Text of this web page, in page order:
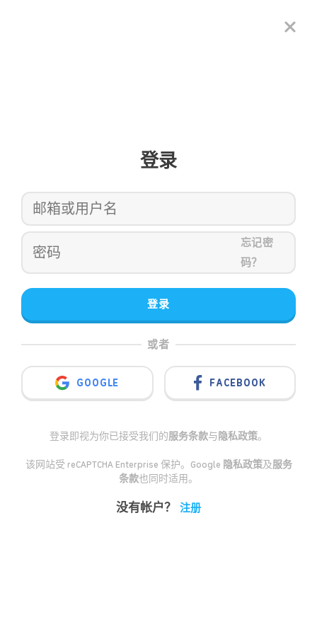
登录
忘记密
码？
登录
或者
GOOGLE FACEBOOK
登录即视为你已接受我们的服务条款与隐私政策。
该网站受 reCAPTCHA Enterprise 保护。Google 隐私政策及服务
条款也同时适用。
没有帐户？ 注册